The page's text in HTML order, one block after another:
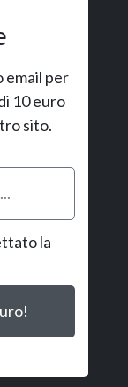
email per
10 euro
sito.
la